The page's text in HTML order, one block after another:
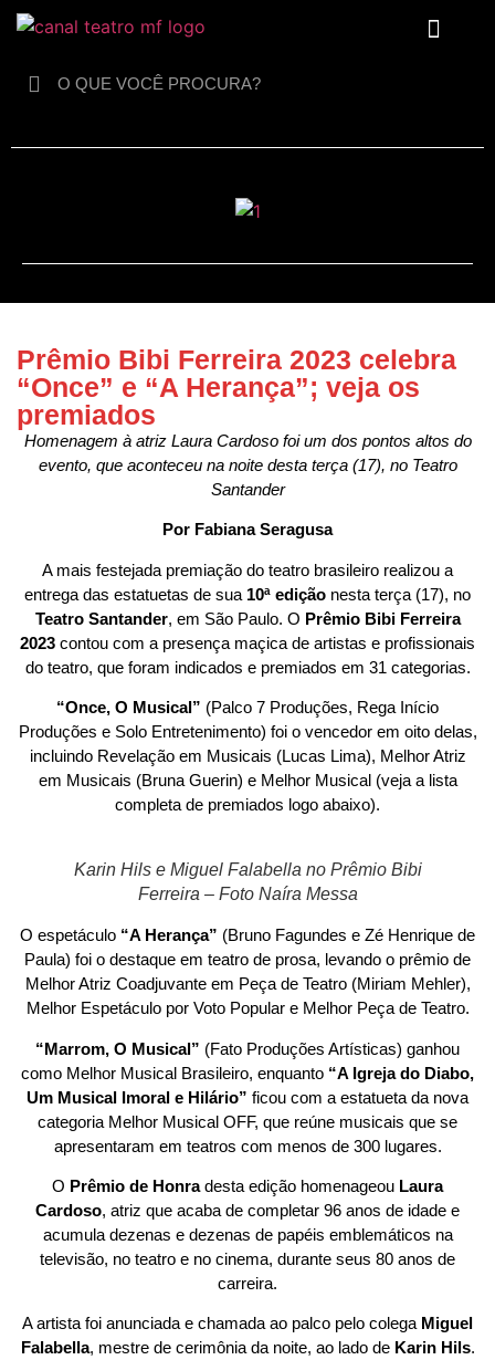
Prêmio Bibi Ferreira 2023 celebra
“Once” e “A Herança”; veja os
premiados
Homenagem à atriz Laura Cardoso foi um dos pontos altos do
evento, que aconteceu na noite desta terça (17), no Teatro
Santander
Por Fabiana Seragusa
A mais festejada premiação do teatro brasileiro realizou a
entrega das estatuetas de sua 10ª edição nesta terça (17), no
Teatro Santander, em São Paulo. O Prêmio Bibi Ferreira
2023 contou com a presença maçica de artistas e profissionais
do teatro, que foram indicados e premiados em 31 categorias.
“Once, O Musical” (Palco 7 Produções, Rega Início
Produções e Solo Entretenimento) foi o vencedor em oito delas,
incluindo Revelação em Musicais (Lucas Lima), Melhor Atriz
em Musicais (Bruna Guerin) e Melhor Musical (veja a lista
completa de premiados logo abaixo).
Karin Hils e Miguel Falabella no Prêmio Bibi
Ferreira – Foto Naíra Messa
O espetáculo “A Herança” (Bruno Fagundes e Zé Henrique de
Paula) foi o destaque em teatro de prosa, levando o prêmio de
Melhor Atriz Coadjuvante em Peça de Teatro (Miriam Mehler),
Melhor Espetáculo por Voto Popular e Melhor Peça de Teatro.
“Marrom, O Musical” (Fato Produções Artísticas) ganhou
como Melhor Musical Brasileiro, enquanto “A Igreja do Diabo,
Um Musical Imoral e Hilário” ficou com a estatueta da nova
categoria Melhor Musical OFF, que reúne musicais que se
apresentaram em teatros com menos de 300 lugares.
O Prêmio de Honradesta edição homenageou Laura
Cardoso, atriz que acaba de completar 96 anos de idade e
acumula dezenas e dezenas de papéis emblemáticos na
televisão, no teatro e no cinema, durante seus 80 anos de
carreira.
A artista foi anunciada e chamada ao palco pelo colega Miguel
Falabella, mestre de cerimônia da noite, ao lado de Karin Hils.